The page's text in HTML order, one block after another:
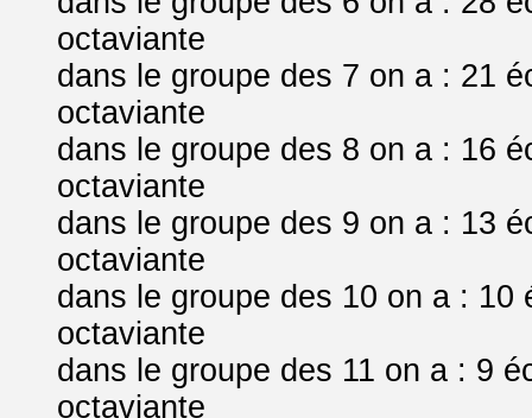
octaviante
dans le groupe des 7 on a : 21
octaviante
dans le groupe des 8 on a : 16
octaviante
dans le groupe des 9 on a : 13
octaviante
dans le groupe des 10 on a :
octaviante
dans le groupe des 11 on a : 9
octaviante